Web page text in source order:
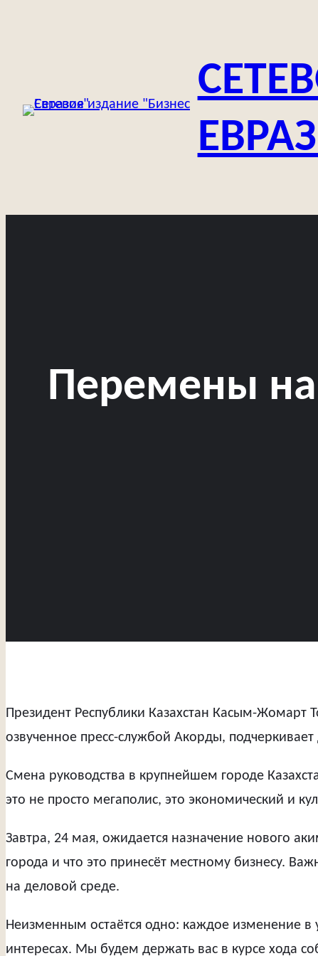
Перемены
Президент Республики Казахстан Касым-
озвученное пресс-службой Акорды,
Смена руководства в крупнейшем городе
это не просто мегаполис, это экономический и
Завтра, 24 мая, ожидается назначение нового
города и что это принесёт местному бизнесу.
на деловой среде.
Неизменным остаётся одно: каждое изменение в
интересах. Мы будем держать вас в курсе хода